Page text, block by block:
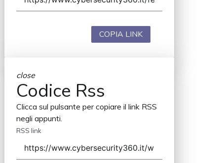
COPIA LINK
close
Codice Rss
Clicca sul pulsante per copiare il link RSS
negli appunti.
RSS link